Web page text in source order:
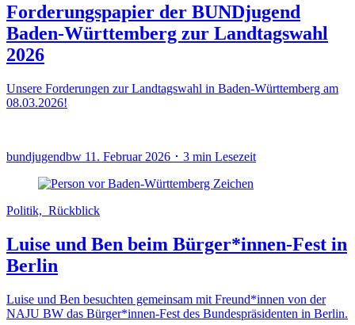
Forderungspapier der BUNDjugend
Baden-Württemberg zur Landtagswahl
2026
Unsere Forderungen zur Landtagswahl in Baden-Württemberg am
08.03.2026!
bundjugendbw 11. Februar 2026 ･ 3 min Lesezeit
Politik, Rückblick
Luise und Ben beim Bürger*innen-Fest in
Berlin
Luise und Ben besuchten gemeinsam mit Freund*innen von der
NAJU BW das Bürger*innen-Fest des Bundespräsidenten in Berlin.